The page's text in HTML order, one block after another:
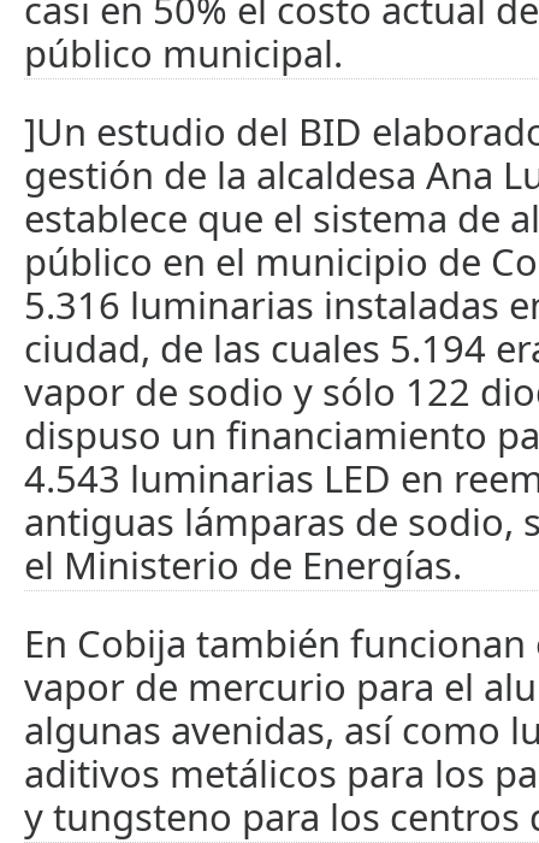
público municipal.
]Un estudio del BID
gestión de la alcaldesa Ana
establece que el sistema de
público en el municipio de
5.316 luminarias instaladas
ciudad, de las cuales 5.194
vapor de sodio y sólo 122
dispuso un financiamiento
4.543 luminarias LED en
antiguas lámparas de sodio,
el Ministerio de Energías.
En Cobija también
vapor de mercurio para el
algunas avenidas, así como
aditivos metálicos para los
y tungsteno para los centros